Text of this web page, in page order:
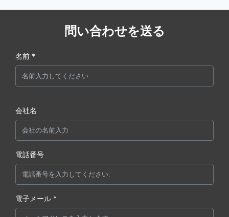
問い合わせを送る
名前 *
会社名
電話番号
電子メール *